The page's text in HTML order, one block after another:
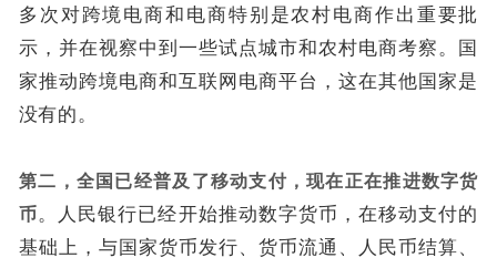
多次对跨境电商和电商特别是农村电商作出重要批
示，并在视察中到一些试点城市和农村电商考察。国
家推动跨境电商和互联网电商平台，这在其他国家是
没有的。
第二，全国已经普及了移动支付，现在正在推进数字货
币。人民银行已经开始推动数字货币，在移动支付的
基础上，与国家货币发行、货币流通、人民币结算、